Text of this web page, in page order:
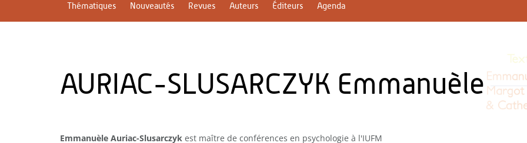
Thématiques Nouveautés Revues Auteurs Éditeurs Agenda
AURIAC-SLUSARCZYK Emmanuèle
Emmanuèle Auriac-Slusarczyk est maître de conférences en psychologie à l'IUFM